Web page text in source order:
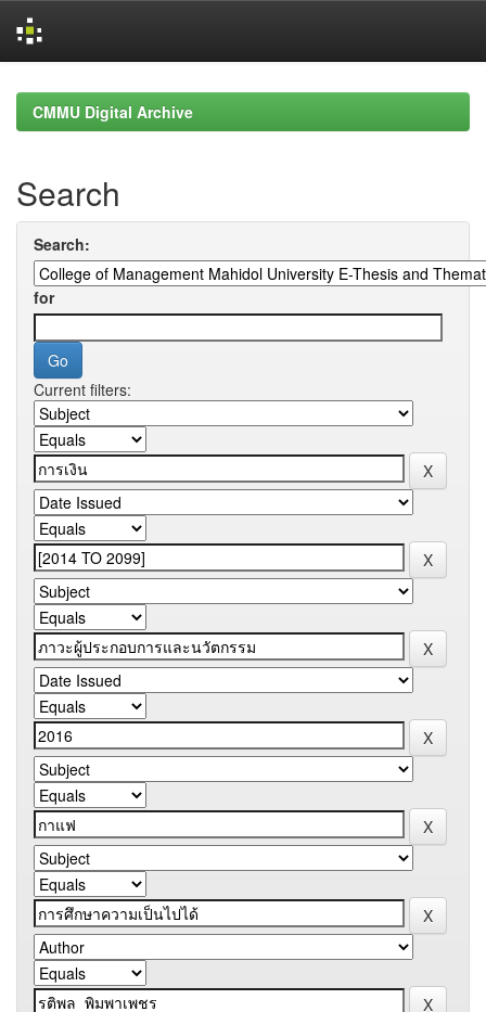
navigationCMMU Digital Archive
Search
Search:
for
Current filters: